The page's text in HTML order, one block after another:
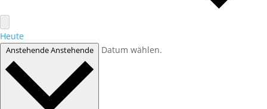
Heute
AnstehendeAnstehende Datum wählen.